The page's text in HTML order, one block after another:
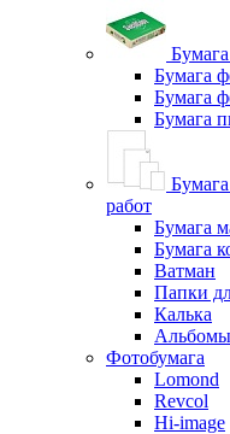
Бумага
Бумага
Бумага
работ
Бумага
Бумага
Ватман
Папки
Калька
Альбомы
Фотобумага
Lomond
Revcol
Hi-image